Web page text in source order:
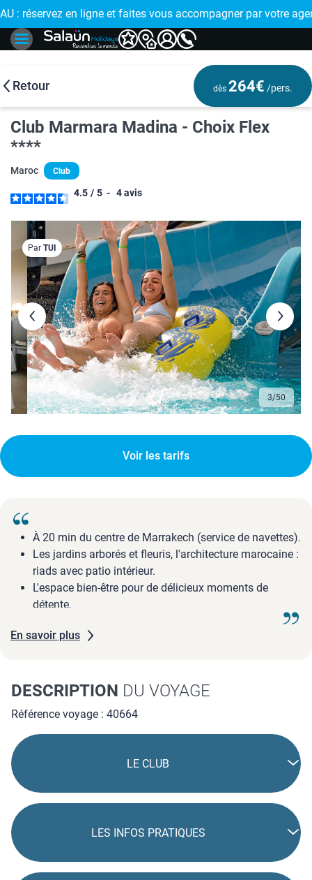
: réservez en ligne et faites vous accompagner par votre 🤩
Retour dès 264€ /pers.
Club Marmara Madina - Choix Flex
****
Maroc Club
4.5 / 5 - 4avis
3/50
Par TUI
Voir les tarifs
À 20 min du centre de Marrakech (service de navettes).
Les jardins arborés et fleuris, l'architecture marocaine :
riads avec patio intérieur.
L'espace bien-être pour de délicieux moments de
détente.
Les nombreuses installations sportives et l'aquapark
en libre accès pour se dépenser.
En savoir plus
DESCRIPTION DU VOYAGE
Référence voyage : 40664
LE CLUB
LES INFOS PRATIQUES